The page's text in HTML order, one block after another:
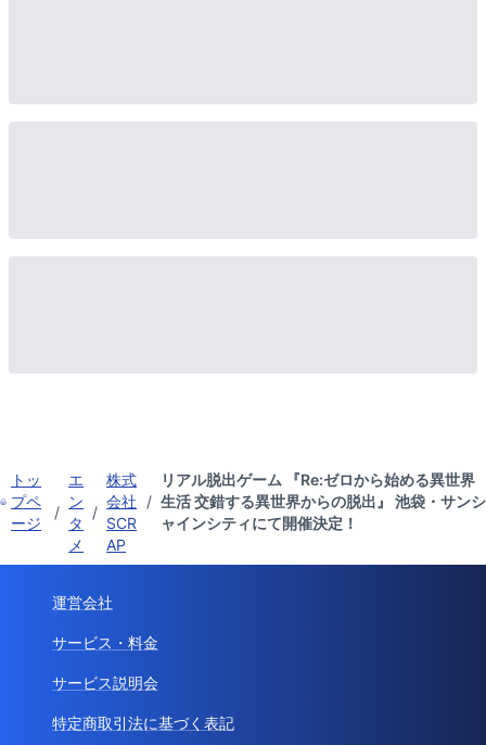
トッ
プペ
ージ
/
エ
ン
タ
メ
/
株式
会社
SCR
AP
/
リアル脱出ゲーム 『Re:ゼロから始める異世界
生活 交錯する異世界からの脱出』 池袋・サンシ
ャインシティにて開催決定！
運営会社
サービス・料金
サービス説明会
特定商取引法に基づく表記